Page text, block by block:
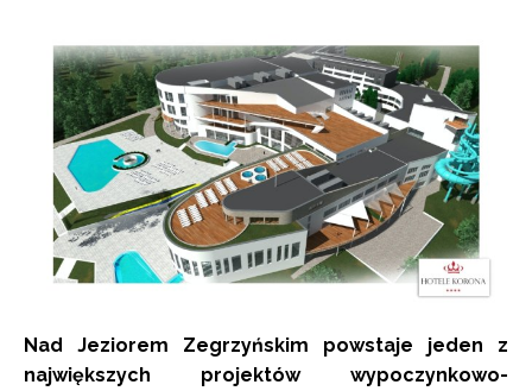
Nad Jeziorem Zegrzyńskim powstaje jeden z
największych projektów wypoczynkowo-